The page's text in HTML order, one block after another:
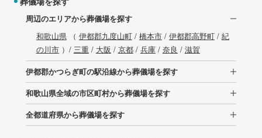
周辺のエリアから葬儀場を探す
和歌山県（ 伊都郡九度山町/ 橋本市/ 伊都郡高野町/ 紀
の川市）/ 三重/ 大阪 / 京都/ 兵庫/ 奈良 / 滋賀
伊都郡かつらぎ町の駅沿線から葬儀場を探す
和歌山県全域の市区町村から葬儀場を探す
全都道府県から葬儀場を探す